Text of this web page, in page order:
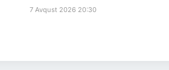
7 Avqust 2026 20:30